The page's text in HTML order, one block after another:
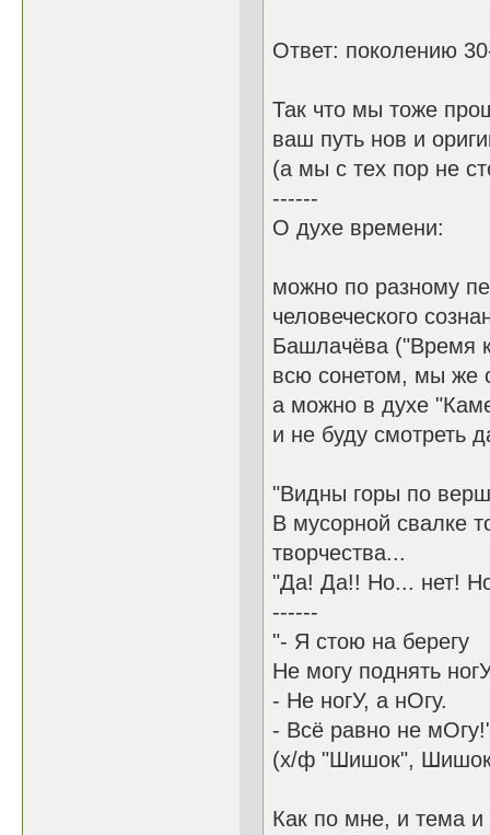
Ответ: поколению
Так что мы тоже
ваш путь нов и
(а мы с тех пор не
------
О духе времени:
можно по разному
человеческого
Башлачёва ("Время
всю сонетом, мы же
а можно в духе
и не буду смотреть
"Видны горы по
В мусорной свалке
творчества...
"Да! Да!! Но... нет!
------
"- Я стою на берегу
Не могу поднять
- Не ногУ, а нОгу.
- Всё равно не
(х/ф "Шишок",
Как по мне, и тема